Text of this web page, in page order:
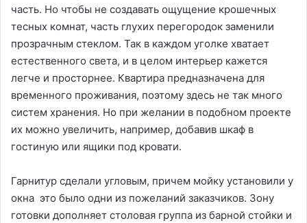
часть. Но чтобы не создавать ощущение крошечных
тесных комнат, часть глухих перегородок заменили
прозрачным стеклом. Так в каждом уголке хватает
естественного света, и в целом интерьер кажется
легче и просторнее. Квартира предназначена для
временного проживания, поэтому здесь не так много
систем хранения. Но при желании в подобном проекте
их можно увеличить, например, добавив шкаф в
гостиную или ящики под кровати.
Гарнитур сделали угловым, причем мойку установили у
окна это было одни из пожеланий заказчиков. Зону
готовки дополняет столовая группа из барной стойки и